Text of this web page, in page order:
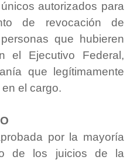
autorizados para
de revocación de
que hubieren
el Ejecutivo Federal,
que legítimamente
el cargo.
por la mayoría
de los juicios de la